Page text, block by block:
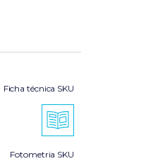
Ficha técnica SKU
Fotometria SKU